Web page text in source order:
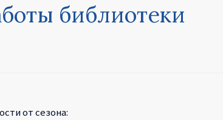
библиотеки
от сезона: